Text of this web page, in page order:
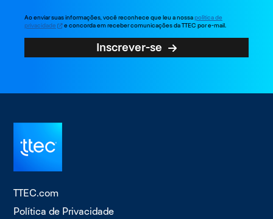
Ao enviar suas informações, você reconhece que leu a nossapolítica de
privacidade
e concorda em receber comunicações da TTEC por e-mail.
Inscrever-se
TTEC.com
Política de Privacidade